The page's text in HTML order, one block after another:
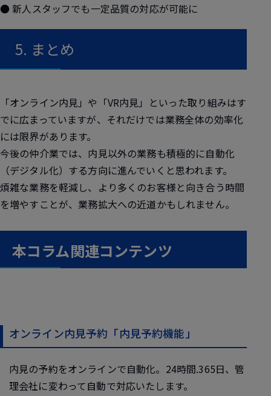
● 新人スタッフでも一定品質の対応が可能に
5. まとめ
「オンライン内見」や「VR内見」といった取り組みはす
でに広まっていますが、それだけでは業務全体の効率化
には限界があります。
今後の仲介業では、内見以外の業務も積極的に自動化
（デジタル化）する方向に進んでいくと思われます。
煩雑な業務を軽減し、より多くのお客様と向き合う時間
を増やすことが、業務拡大への近道かもしれません。
本コラム関連コンテンツ
オンライン内見予約「内見予約機能」
内見の予約をオンラインで自動化。24時間.365日、管
理会社に変わって自動で対応いたします。